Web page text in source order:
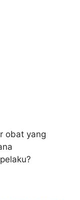
obat yang